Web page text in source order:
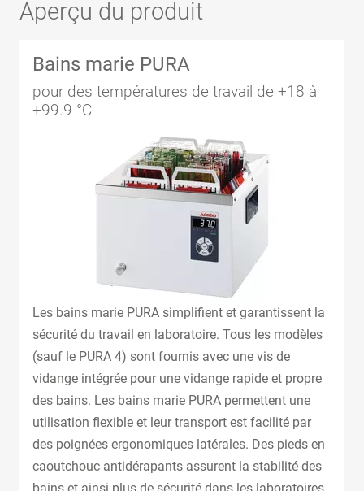
Aperçu du produit
Bains marie PURA
pour des températures de travail de +18 à
+99.9 °C
Les bains marie PURA simplifient et garantissent la
sécurité du travail en laboratoire. Tous les modèles
(sauf le PURA 4) sont fournis avec une vis de
vidange intégrée pour une vidange rapide et propre
des bains. Les bains marie PURA permettent une
utilisation flexible et leur transport est facilité par
des poignées ergonomiques latérales. Des pieds en
caoutchouc antidérapants assurent la stabilité des